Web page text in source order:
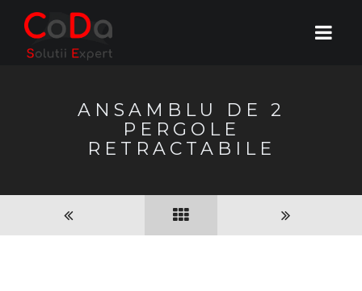
ANSAMBLU DE 2
PERGOLE
RETRACTABILE